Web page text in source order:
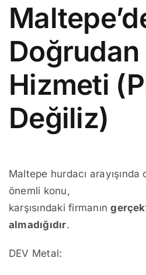
Doğrudan
Hizmeti
Değiliz)
Maltepe hurdacı arayışında
önemli konu,
karşısındaki firmanın
almadığıdır.
DEV Metal: